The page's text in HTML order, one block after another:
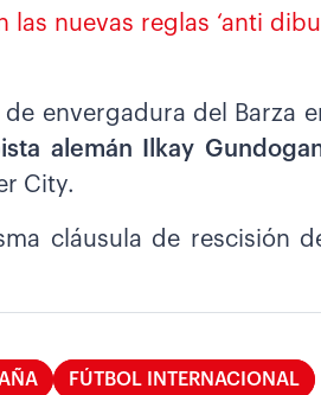
las nuevas reglas ‘anti
envergadura del Barza
alemán Ilkay
City.
cláusula de rescisión
FÚTBOL INTERNACIONAL